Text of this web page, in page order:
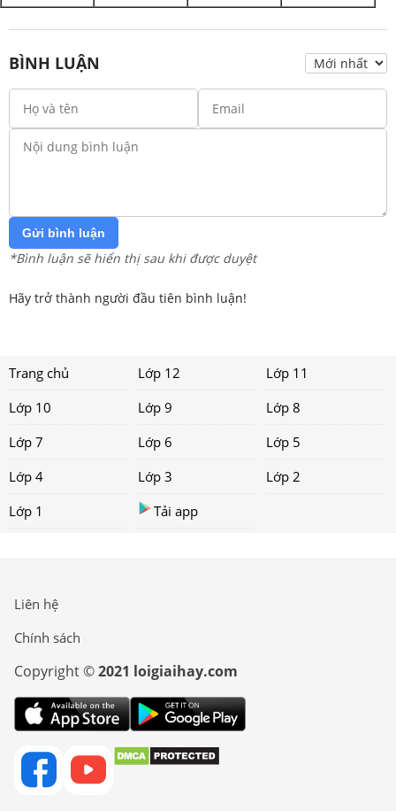
BÌNH LUẬN
Gửi bình luận
*Bình luận sẽ hiển thị sau khi được duyệt
Hãy trở thành người đầu tiên bình luận!
Trang chủ Lớp 12
Lớp 11
Lớp 10
Lớp 9
Lớp 8
Lớp 7
Lớp 6
Lớp 5
Lớp 4
Lớp 3
Lớp 2
Lớp 1
Tải app
Liên hệ
Chính sách
Copyright ©2021 loigiaihay.com